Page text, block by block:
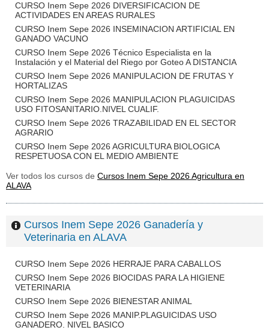
CURSO Inem Sepe 2026 DIVERSIFICACION DE
ACTIVIDADES EN AREAS RURALES
CURSO Inem Sepe 2026 INSEMINACION ARTIFICIAL EN
GANADO VACUNO
CURSO Inem Sepe 2026 Técnico Especialista en la
Instalación y el Material del Riego por Goteo A DISTANCIA
CURSO Inem Sepe 2026 MANIPULACION DE FRUTAS Y
HORTALIZAS
CURSO Inem Sepe 2026 MANIPULACION PLAGUICIDAS
USO FITOSANITARIO.NIVEL CUALIF.
CURSO Inem Sepe 2026 TRAZABILIDAD EN EL SECTOR
AGRARIO
CURSO Inem Sepe 2026 AGRICULTURA BIOLOGICA
RESPETUOSA CON EL MEDIO AMBIENTE
Ver todos los cursos de Cursos Inem Sepe 2026 Agricultura en
ALAVA
Cursos Inem Sepe 2026 Ganadería y
Veterinaria en ALAVA
CURSO Inem Sepe 2026 HERRAJE PARA CABALLOS
CURSO Inem Sepe 2026 BIOCIDAS PARA LA HIGIENE
VETERINARIA
CURSO Inem Sepe 2026 BIENESTAR ANIMAL
CURSO Inem Sepe 2026 MANIP.PLAGUICIDAS USO
GANADERO. NIVEL BASICO